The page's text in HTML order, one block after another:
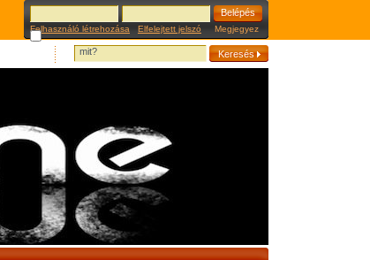
Felhasználó létrehozása Elfelejtett jelszó Megjegyez